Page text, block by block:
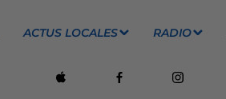
ACTUS LOCALES RADIO